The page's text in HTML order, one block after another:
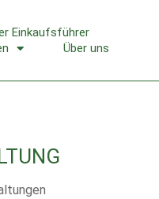
Einkaufsführer
Über uns